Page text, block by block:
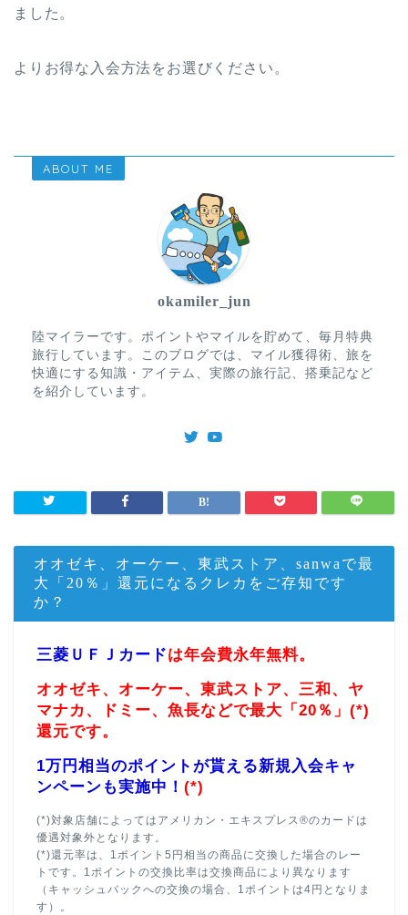
ました。
よりお得な入会方法をお選びください。
ABOUT ME
okamiler_jun
陸マイラーです。ポイントやマイルを貯めて、毎月特典
旅行しています。このブログでは、マイル獲得術、旅を
快適にする知識・アイテム、実際の旅行記、搭乗記など
を紹介しています。
オオゼキ、オーケー、東武ストア、sanwaで最
大「20％」還元になるクレカをご存知です
か？
三菱ＵＦＪカードは年会費永年無料。
オオゼキ、オーケー、東武ストア、三和、ヤ
マナカ、ドミー、魚長などで最大「20％」(*)
還元です。
1万円相当のポイントが貰える新規入会キャ
ンペーンも実施中！ (*)
(*)対象店舗によってはアメリカン・エキスプレス®のカードは
優遇対象外となります。
(*)還元率は、1ポイント5円相当の商品に交換した場合のレー
トです。1ポイントの交換比率は交換商品により異なります
（キャッシュバックへの交換の場合、1ポイントは4円となりま
す）。